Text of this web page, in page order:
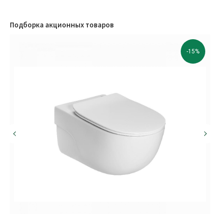
Подборка акционных товаров
-15%
Сотрудничество